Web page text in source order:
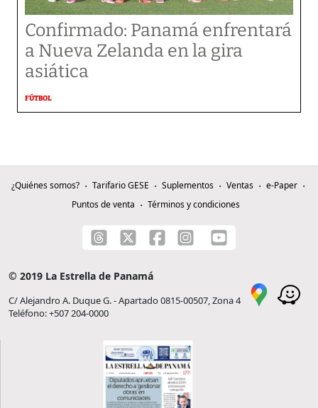
Confirmado: Panamá enfrentará
a Nueva Zelanda en la gira
asiática
FÚTBOL
¿Quiénes somos? Tarifario GESE Suplementos Ventas
e-Paper
Puntos de venta
Términos y condiciones
© 2019 La Estrella de Panamá
C/ Alejandro A. Duque G. - Apartado 0815-00507, Zona 4
Teléfono: +507 204-0000